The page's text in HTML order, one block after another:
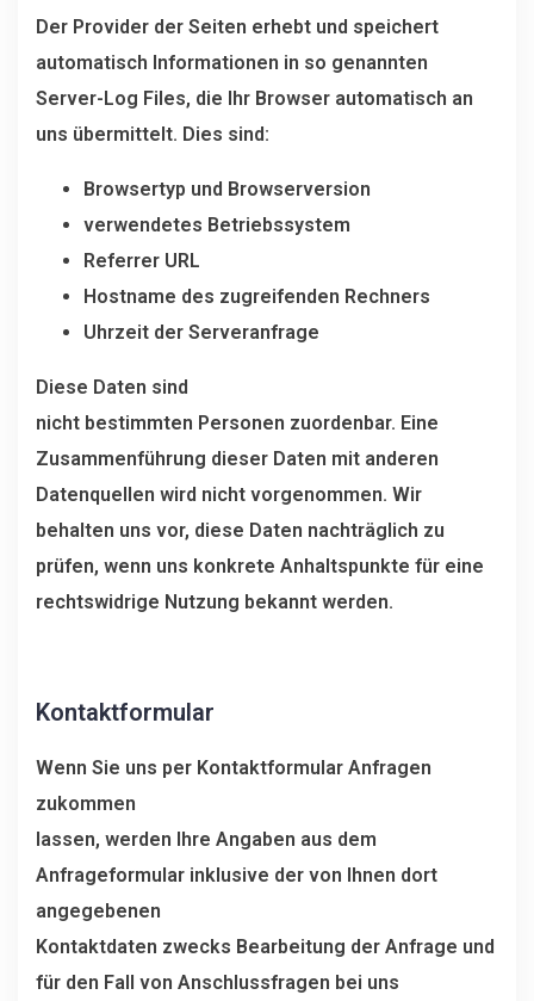
Der Provider der Seiten erhebt und speichert
automatisch Informationen in so genannten
Server-Log Files, die Ihr Browser automatisch an
uns übermittelt. Dies sind:
Browsertyp und Browserversion
verwendetes Betriebssystem
Referrer URL
Hostname des zugreifenden Rechners
Uhrzeit der Serveranfrage
Diese Daten sind
nicht bestimmten Personen zuordenbar. Eine
Zusammenführung dieser Daten mit anderen
Datenquellen wird nicht vorgenommen. Wir
behalten uns vor, diese Daten nachträglich zu
prüfen, wenn uns konkrete Anhaltspunkte für eine
rechtswidrige Nutzung bekannt werden.
Kontaktformular
Wenn Sie uns per Kontaktformular Anfragen
zukommen
lassen, werden Ihre Angaben aus dem
Anfrageformular inklusive der von Ihnen dort
angegebenen
Kontaktdaten zwecks Bearbeitung der Anfrage und
für den Fall von Anschlussfragen bei uns